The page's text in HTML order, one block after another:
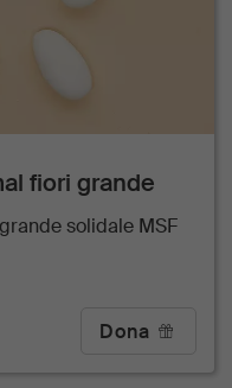
fiori grande
solidale MSF
Dona